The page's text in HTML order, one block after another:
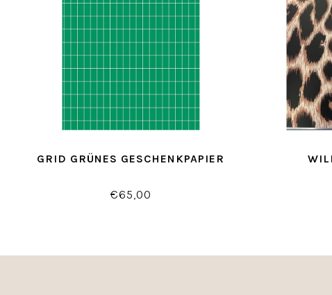
GRID GRÜNES GESCHENKPAPIER
€65,00